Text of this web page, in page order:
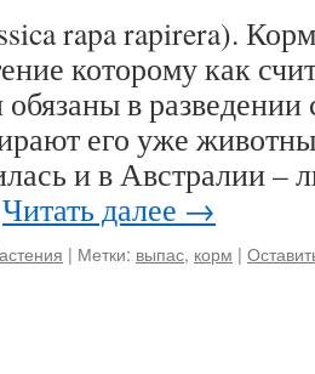
rapa rapirera).
которому как
в разведении
его уже
и в Австралии –
Читать далее →
| Метки: выпас, корм |